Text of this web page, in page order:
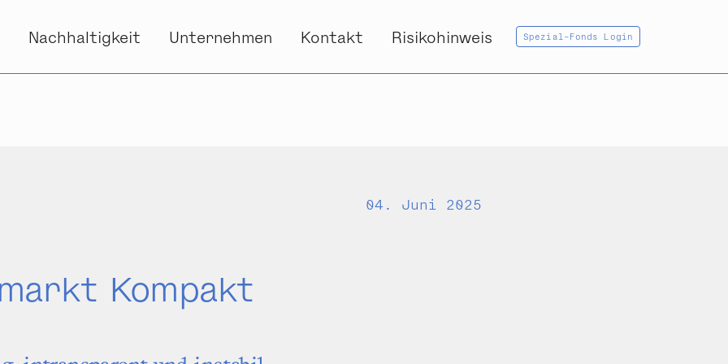
Nachhaltigkeit Unternehmen Kontakt Risikohinweis Spezial-Fonds Login
04. Juni 2025
Kompakt